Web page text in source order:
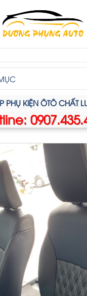
PHỤ KIỆN ÔTÔ CHẤT